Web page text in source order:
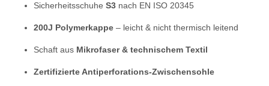
Sicherheitsschuhe S3 nach EN ISO 20345
200J Polymerkappe – leicht & nicht thermisch leitend
Schaft aus Mikrofaser & technischem Textil
Zertifizierte Antiperforations-Zwischensohle